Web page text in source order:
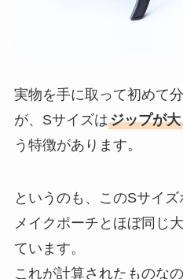
実物を手に取って初めて
が、Sサイズはジップが
う特徴があります。
というのも、このSサイ
メイクポーチとほぼ同じ
ています。
これが計算されたものな